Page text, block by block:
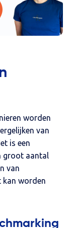
worden
van
is een
groot aantal
van
kan worden